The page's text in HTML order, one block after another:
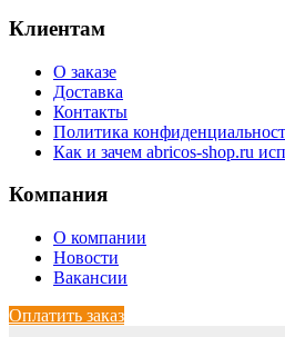
Клиентам
О заказе
Доставка
Контакты
Политика
Как и зачем abricos-shop.ru
Компания
О компании
Новости
Вакансии
Оплатить заказ